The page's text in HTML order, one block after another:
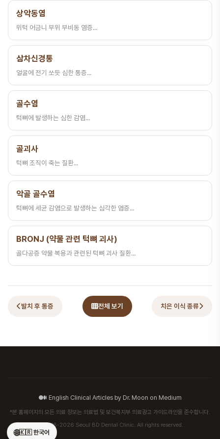
상악동염
위턱 어금니 부위 부비동 염증...
삼차신경통
얼굴에 전기 쏘듯 심한 통증...
골수염
턱뼈에 발생하는 심한 감염...
골괴사
턱뼈 조직이 죽는 질환...
악골 골수염
턱뼈에 세균 감염으로 발생하는 심각한 염증...
BRONJ (약물 관련 턱뼈 괴사)
골다공증 약물 복용과 관련된 턱뼈 괴사 질환...
발치 후 통증 전체 보기 치은 이식 종류
English Clinical Articles by Dr. Moon on Medium
*본 홈페이지의 모든 의료 정보는 의료법 및 보건복지부 의료광고 가이드라인을 준수합니다.
© 2018-2026 Seoul BD Dental Clinic. All rights reserved.
🌐🇰🇷 한국어